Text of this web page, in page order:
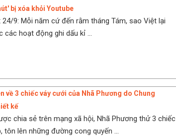
bị xóa khỏi Youtube
9: Mỗi năm cứ đến rằm tháng Tám, sao Việt lại
các hoạt động ghi dấu kỉ ...
về 3 chiếc váy cưới của Nhã Phương do Chung
kế
chia sẻ trên mạng xã hội, Nhã Phương thử 3 chiếc
tôn lên những đường cong quyến ...